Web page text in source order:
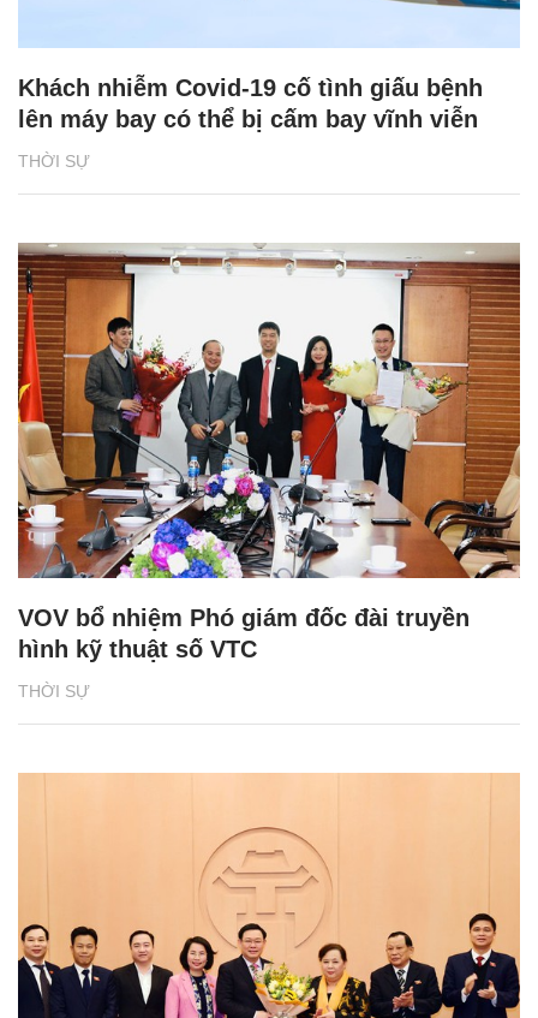
THỜI SỰ
Khách nhiễm Covid-19 cố tình giấu bệnh
lên máy bay có thể bị cấm bay vĩnh viễn
THỜI SỰ
VOV bổ nhiệm Phó giám đốc đài truyền
hình kỹ thuật số VTC